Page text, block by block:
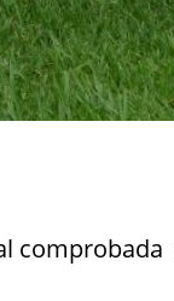
comprobada